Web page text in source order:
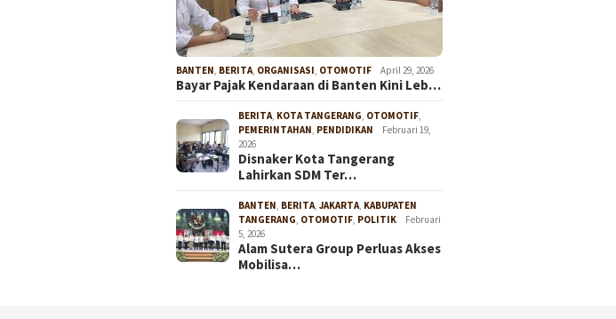
BANTEN, BERITA, ORGANISASI, OTOMOTIF April 29, 2026
Bayar Pajak Kendaraan di Banten Kini Leb…
BERITA, KOTA TANGERANG, OTOMOTIF,
PEMERINTAHAN, PENDIDIKAN
Februari 19,
2026
Disnaker Kota Tangerang
Lahirkan SDM Ter…
BANTEN, BERITA,JAKARTA, KABUPATEN
TANGERANG, OTOMOTIF, POLITIK
Februari
5, 2026
Alam Sutera Group Perluas Akses
Mobilisa…